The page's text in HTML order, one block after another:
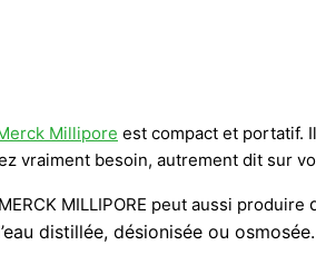
Millipore est compact et portatif.
vraiment besoin, autrement dit sur
MILLIPORE peut aussi produire
distillée, désionisée ou osmosée.